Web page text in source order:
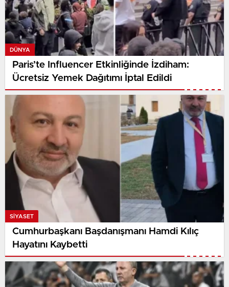
DÜNYA
Paris’te Influencer Etkinliğinde İzdiham:
Ücretsiz Yemek Dağıtımı İptal Edildi
SIYASET
Cumhurbaşkanı Başdanışmanı Hamdi Kılıç
Hayatını Kaybetti